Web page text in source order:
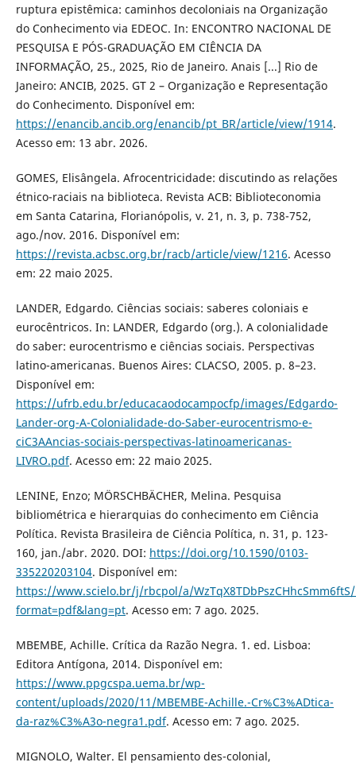
ruptura epistêmica: caminhos decoloniais na Organização
do Conhecimento via EDEOC. In: ENCONTRO NACIONAL DE
PESQUISA E PÓS-GRADUAÇÃO EM CIÊNCIA DA
INFORMAÇÃO, 25., 2025, Rio de Janeiro. Anais [...] Rio de
Janeiro: ANCIB, 2025. GT 2 – Organização e Representação
do Conhecimento. Disponível em:
https://enancib.ancib.org/enancib/pt_BR/article/view/1914.
Acesso em: 13 abr. 2026.
GOMES, Elisângela. Afrocentricidade: discutindo as relações
étnico-raciais na biblioteca. Revista ACB: Biblioteconomia
em Santa Catarina, Florianópolis, v. 21, n. 3, p. 738-752,
ago./nov. 2016. Disponível em:
https://revista.acbsc.org.br/racb/article/view/1216. Acesso
em: 22 maio 2025.
LANDER, Edgardo. Ciências sociais: saberes coloniais e
eurocêntricos. In: LANDER, Edgardo (org.). A colonialidade
do saber: eurocentrismo e ciências sociais. Perspectivas
latino-americanas. Buenos Aires: CLACSO, 2005. p. 8–23.
Disponível em:
https://ufrb.edu.br/educacaodocampocfp/images/Edgardo-
Lander-org-A-Colonialidade-do-Saber-eurocentrismo-e-
ciC3AAncias-sociais-perspectivas-latinoamericanas-
LIVRO.pdf. Acesso em: 22 maio 2025.
LENINE, Enzo; MÖRSCHBÄCHER, Melina. Pesquisa
bibliométrica e hierarquias do conhecimento em Ciência
Política. Revista Brasileira de Ciência Política, n. 31, p. 123-
160, jan./abr. 2020. DOI: https://doi.org/10.1590/0103-
335220203104. Disponível em:
https://www.scielo.br/j/rbcpol/a/
format=pdf&lang=pt. Acesso em: 7 ago. 2025.
MBEMBE, Achille. Crítica da Razão Negra. 1. ed. Lisboa:
Editora Antígona, 2014. Disponível em:
https://www.ppgcspa.uema.br/wp-
content/uploads/2020/11/MBEMBE-Achille.-Cr%C3%ADtica-
da-raz%C3%A3o-negra1.pdf. Acesso em: 7 ago. 2025.
MIGNOLO, Walter. El pensamiento des-colonial,